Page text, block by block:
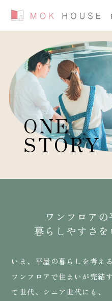
ONE
STORY
ワンフロア
暮らしやすさ
いま、平屋の暮らしを考え
ワンフロアで住まいが完結
て世代、シニア世代にも、